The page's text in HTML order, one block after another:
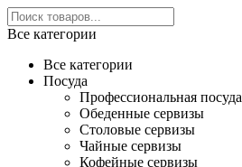
Все категории
Все категории
Посуда
Профессиональная посуда
Обеденные сервизы
Столовые сервизы
Чайные сервизы
Кофейные сервизы